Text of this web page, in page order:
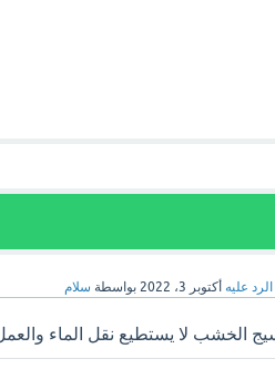
عليه أكتوبر 3، 2022 بواسطة سلام
الخشب لا يستطيع نقل الماء